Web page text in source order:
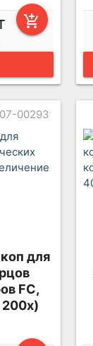
add_shopping_cart
00293
для
FC,
200х)